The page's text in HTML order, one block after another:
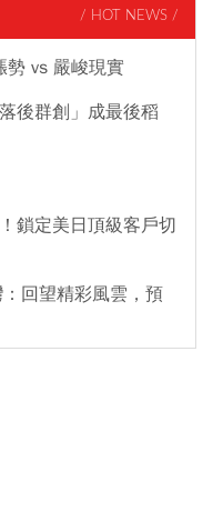
/ HOT NEWS /
勢 vs 嚴峻現實
後群創」成最後稻
鎖定美日頂級客戶切
回望精彩風雲，預